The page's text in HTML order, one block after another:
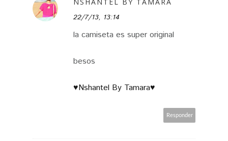
22/7/13, 13:14
la camiseta es super original
besos
♥Nshantel By Tamara♥
Responder